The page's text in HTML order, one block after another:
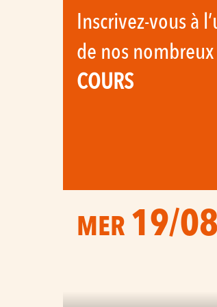
Inscrivez-vous à
de nos nombreux
COURS
MER 19/08